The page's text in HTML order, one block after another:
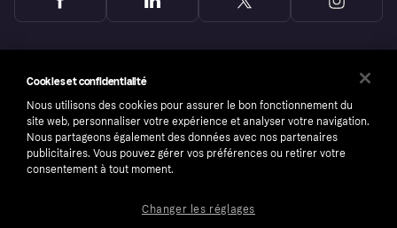
Cookies et confidentialité
Nous utilisons des cookies pour assurer le bon fonctionnement du
site web, personnaliser votre expérience et analyser votre navigation.
Nous partageons également des données avec nos partenaires
publicitaires. Vous pouvez gérer vos préférences ou retirer votre
consentement à tout moment.
Changer les réglages